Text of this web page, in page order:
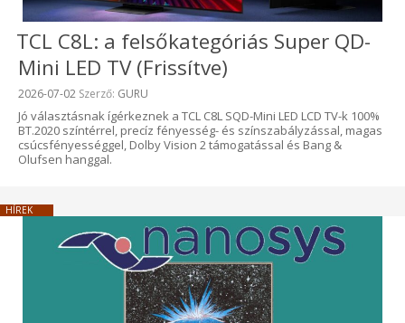
TCL C8L: a felsőkategóriás Super QD-
Mini LED TV (Frissítve)
Beküldve:
2026-07-02 Szerző: GURU
Jó választásnak ígérkeznek a TCL C8L SQD-Mini LED LCD TV-k 100%
BT.2020 színtérrel, precíz fényesség- és színszabályzással, magas
csúcsfényességgel, Dolby Vision 2 támogatással és Bang &
Olufsen hanggal.
HÍREK